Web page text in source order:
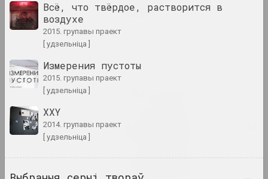
2024. групавы праект
Святло і страты на паперы
Страсці па архітэктуры
Часам я трымаюся за паветра
Всё, что твёрдое, растворится в
воздухе
2015. групавы праект
[ удзельніца ]
Измерения пустоты
2015. групавы праект
[ удзельніца ]
XXY
2014. групавы праект
[ удзельніца ]